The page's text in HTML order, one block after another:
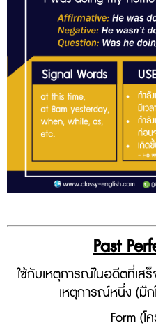
Past
ใช้กับเหตุการณ์ในอดีตที่เส
เหตุการณ์หนึ่ง (มัีก
Form (โ